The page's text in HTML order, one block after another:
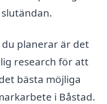
planerar är det
research för att
bästa möjliga
i Båstad.